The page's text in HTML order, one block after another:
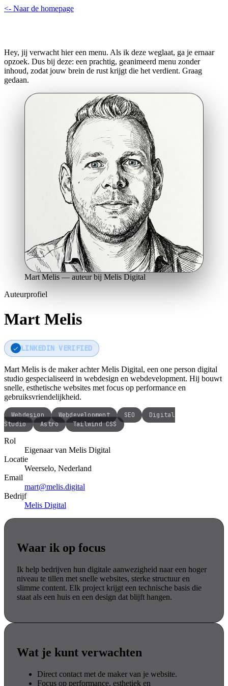
<- Naar de homepage
Hey, jij verwacht hier een menu. Als ik deze weglaat, ga je ernaar
opzoek. Dus bij deze: een prachtig, geanimeerd menu zonder
inhoud, zodat jouw brein de rust krijgt die het verdient. Graag
gedaan.
Mart Melis — auteur bij Melis Digital
Auteurprofiel
Mart Melis
LINKEDIN VERIFIED
Mart Melis is de maker achter Melis Digital, een one person digital
studio gespecialiseerd in webdesign en webdevelopment. Hij bouwt
snelle, esthetische websites met focus op performance en
gebruiksvriendelijkheid.
Webdesign Webdevelopment SEO
Digital
Studio
Astro Tailwind CSS
Rol
Eigenaar van Melis Digital
Locatie
Weerselo, Nederland
Email
mart@melis.digital
Bedrijf
Melis Digital
Waar ik op focus
Ik help bedrijven hun digitale aanwezigheid naar een hoger
niveau te tillen met snelle websites, sterke structuur en
slimme content. Elk project krijgt een technische basis die
staat als een huis en een design dat blijft hangen.
Wat je kunt verwachten
Direct contact met de maker van je website.
Focus op performance, esthetiek en